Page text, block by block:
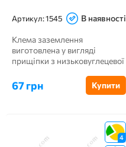
Артикул:1545 В наявності
Клема заземлення
виготовлена ​​у вигляді
прищіпки з низьковуглецевої
обмід...
67 грн Купити
4